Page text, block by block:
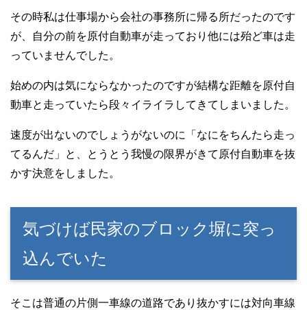
その時私は仕事場から会社の事務所に帰る所だったのです
が、自分の前を原付自動車が走っており他には殆ど車は走
っていませんでした。
始めの内は気にならなかったのですが結構な距離を原付自
動車と走っていたら段々イライラしてきてしまいました。
速度が出ないのでしょうがないのに「なにをちんたら走っ
てるんだ」と、とうとう我慢の限界がきて原付自動車を抜
かす決意をしました。
気づけば民家のブロック塀に突っ
込んでいた
そこは普通の片側一車線の道路であり抜かすには対向車線